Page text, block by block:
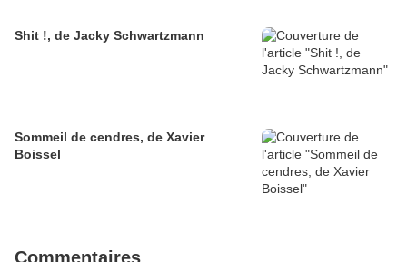
Shit !, de Jacky Schwartzmann
Sommeil de cendres, de Xavier
Boissel
Commentaires